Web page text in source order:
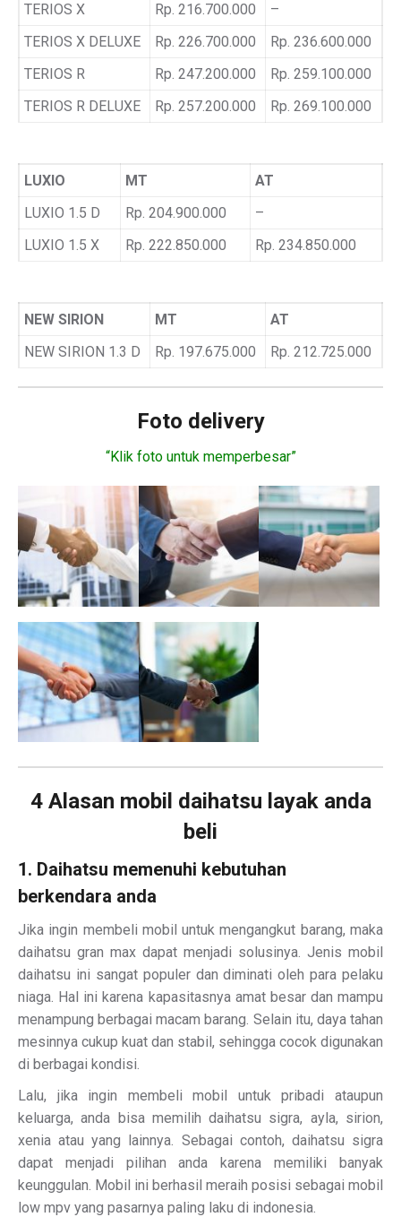
TERIOS X
Rp. 216.700.000
–
TERIOS X DELUXE
Rp. 226.700.000
Rp. 236.600.000
TERIOS R
Rp. 247.200.000
Rp. 259.100.000
TERIOS R DELUXE
Rp. 257.200.000 Rp. 269.100.000
LUXIO MT
AT
LUXIO 1.5 D
Rp. 204.900.000
–
LUXIO 1.5 X
Rp. 222.850.000 Rp. 234.850.000
NEW SIRION MT
AT
NEW SIRION 1.3 D
Rp. 197.675.000 Rp. 212.725.000
Foto delivery
“Klik foto untuk memperbesar”
4 Alasan mobil daihatsu layak anda
beli
1. Daihatsu memenuhi kebutuhan
berkendara anda
Jika ingin membeli mobil untuk mengangkut barang, maka
daihatsu gran max dapat menjadi solusinya. Jenis mobil
daihatsu ini sangat populer dan diminati oleh para pelaku
niaga. Hal ini karena kapasitasnya amat besar dan mampu
menampung berbagai macam barang. Selain itu, daya tahan
mesinnya cukup kuat dan stabil, sehingga cocok digunakan
di berbagai kondisi.
Lalu, jika ingin membeli mobil untuk pribadi ataupun
keluarga, anda bisa memilih daihatsu sigra, ayla, sirion,
xenia atau yang lainnya. Sebagai contoh, daihatsu sigra
dapat menjadi pilihan anda karena memiliki banyak
keunggulan. Mobil ini berhasil meraih posisi sebagai mobil
low mpv yang pasarnya paling laku di indonesia.